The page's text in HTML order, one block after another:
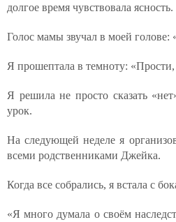
долгое время чувствовала ясность.
Голос мамы звучал в моей голове:
Я прошептала в темноту:
Я решила не просто сказать
урок.
На следующей неделе я
всеми родственниками Джейка.
Когда все собрались, я встала с
«Я много думала о своём